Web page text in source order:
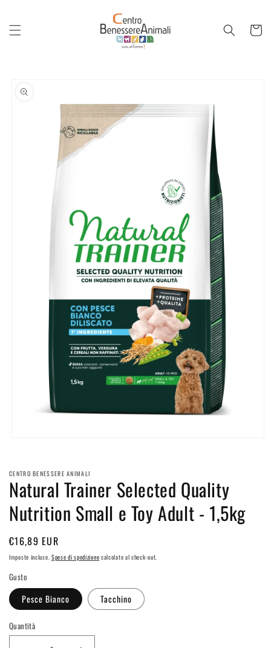
ai contenuti
Carrello
informazioni
sul
prodotto
1
in
finestra
modale
CENTRO BENESSERE ANIMALI
Natural Trainer Selected Quality
Nutrition Small e Toy Adult - 1,5kg
Prezzo
di
listino
€16,89 EUR
Imposte incluse. Spese di spedizione calcolate al check-out.
Gusto
Pesce Bianco Tacchino
Quantità